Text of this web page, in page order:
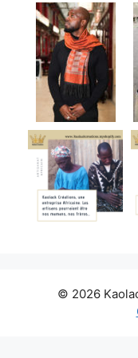
© 2026